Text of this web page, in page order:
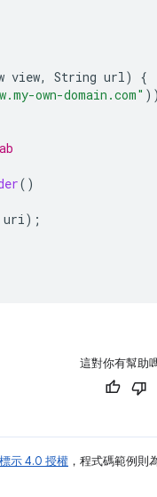
view, String url)
{
own-domain.com" ))
()
uri);
這對你有幫助
示 4.0 授權 ，程式碼範例則